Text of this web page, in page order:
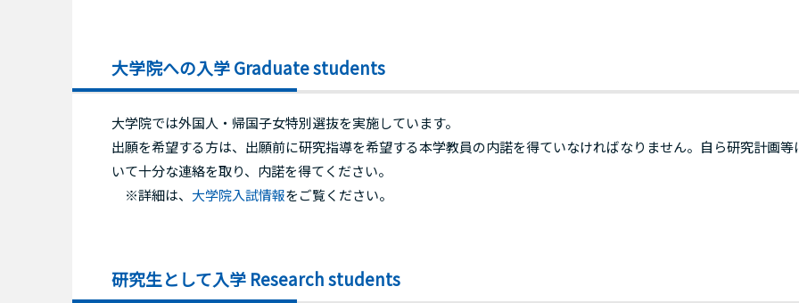
大学院への入学 Graduate students
大学院では外国人・帰国子女特別選抜を実施しています。
出願を希望する方は、出願前に研究指導を希望する本学教員の内諾を得ていなければなりません。自ら研究計画等
いて十分な連絡を取り、内諾を得てください。
※詳細は、 大学院入試情報をご覧ください。
研究生として入学 Research students